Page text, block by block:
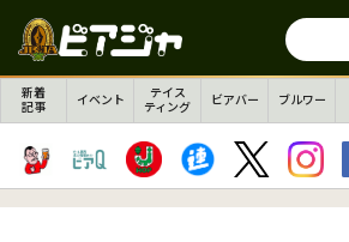
新着
記事
イベント
テイス
ティング
ビアバー ブルワー